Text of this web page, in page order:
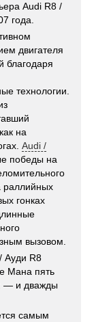
Audi R8 /
года.
двигателя
благодаря
технологии.
на
Audi /
победы на
раллийных
гонках
вызовом.
Ауди R8
Мана пять
— и дважды
самым